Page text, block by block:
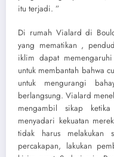
itu terjadi. ”
Di rumah Vialard di
yang mematikan ,
iklim dapat
untuk membantah bahwa
untuk mengurangi
berlangsung. Vialard
mengambil sikap
menyadari kekuatan
tidak harus melakukan
percakapan, lakukan